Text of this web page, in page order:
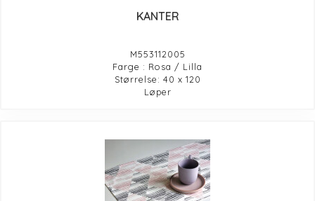
KANTER
M553112005
Farge : Rosa / Lilla
Størrelse: 40 x 120
Løper